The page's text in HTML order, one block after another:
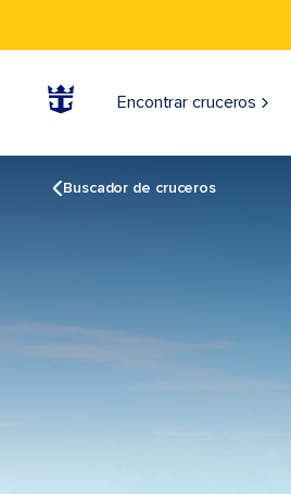
Encontrar cruceros
Buscador de cruceros